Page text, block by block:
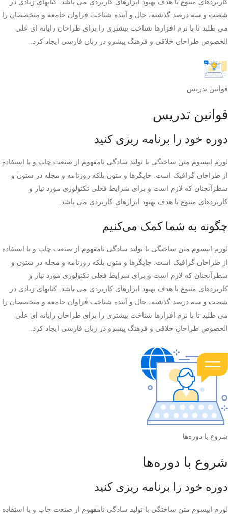
کاربردهای متنوع با هدف بهبود ابزارهای کاربردی می باشد. کتابهای زیادی در
شصت و سه درصد گذشته، حال و آینده شناخت فراوان جامعه و متخصصان را
می طلبد تا با نرم افزارها شناخت بیشتری را برای طراحان رایانه ای علی
الخصوص طراحان خلاقی و فرهنگ پیشرو در زبان فارسی ایجاد کرد.
قوانین تدریس
قوانین تدریس
دوره خود را برنامه ریزی کنید
لورم ایپسوم متن ساختگی با تولید سادگی نامفهوم از صنعت چاپ و با استفاده
از طراحان گرافیک است. چاپگرها و متون بلکه روزنامه و مجله در ستون و
سطرآنچنان که لازم است و برای شرایط فعلی تکنولوژی مورد نیاز و
کاربردهای متنوع با هدف بهبود ابزارهای کاربردی می باشد.
چگونه به شما کمک می‌کنیم
لورم ایپسوم متن ساختگی با تولید سادگی نامفهوم از صنعت چاپ و با استفاده
از طراحان گرافیک است. چاپگرها و متون بلکه روزنامه و مجله در ستون و
سطرآنچنان که لازم است و برای شرایط فعلی تکنولوژی مورد نیاز و
کاربردهای متنوع با هدف بهبود ابزارهای کاربردی می باشد. کتابهای زیادی در
شصت و سه درصد گذشته، حال و آینده شناخت فراوان جامعه و متخصصان را
می طلبد تا با نرم افزارها شناخت بیشتری را برای طراحان رایانه ای علی
الخصوص طراحان خلاقی و فرهنگ پیشرو در زبان فارسی ایجاد کرد.
شروع با دوره‌ها
شروع با دوره‌ها
دوره خود را برنامه ریزی کنید
لورم ایپسوم متن ساختگی با تولید سادگی نامفهوم از صنعت چاپ و با استفاده